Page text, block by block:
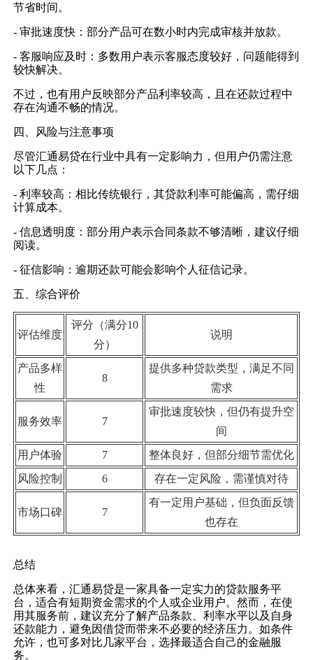
节省时间。
- 审批速度快：部分产品可在数小时内完成审核并放款。
- 客服响应及时：多数用户表示客服态度较好，问题能得到
较快解决。
不过，也有用户反映部分产品利率较高，且在还款过程中
存在沟通不畅的情况。
四、风险与注意事项
尽管汇通易贷在行业中具有一定影响力，但用户仍需注意
以下几点：
- 利率较高：相比传统银行，其贷款利率可能偏高，需仔细
计算成本。
- 信息透明度：部分用户表示合同条款不够清晰，建议仔细
阅读。
- 征信影响：逾期还款可能会影响个人征信记录。
五、综合评价
评估维度
评分（满分10
分）
说明
产品多样
性
8
提供多种贷款类型，满足不同
需求
服务效率 7
审批速度较快，但仍有提升空
间
用户体验
7
整体良好，但部分细节需优化
风险控制
6 存在一定风险，需谨慎对待
市场口碑 7
有一定用户基础，但负面反馈
也存在
总结
总体来看，汇通易贷是一家具备一定实力的贷款服务平
台，适合有短期资金需求的个人或企业用户。然而，在使
用其服务前，建议充分了解产品条款、利率水平以及自身
还款能力，避免因借贷而带来不必要的经济压力。如条件
允许，也可多对比几家平台，选择最适合自己的金融服
务。